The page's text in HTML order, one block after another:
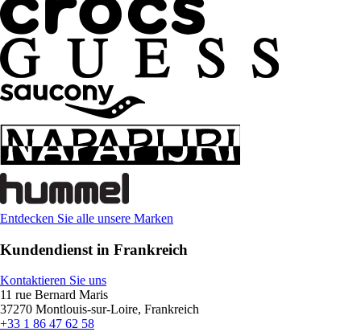
Entdecken Sie alle unsere Marken
Kundendienst in Frankreich
Kontaktieren Sie uns
11 rue Bernard Maris
37270 Montlouis-sur-Loire, Frankreich
+33 1 86 47 62 58